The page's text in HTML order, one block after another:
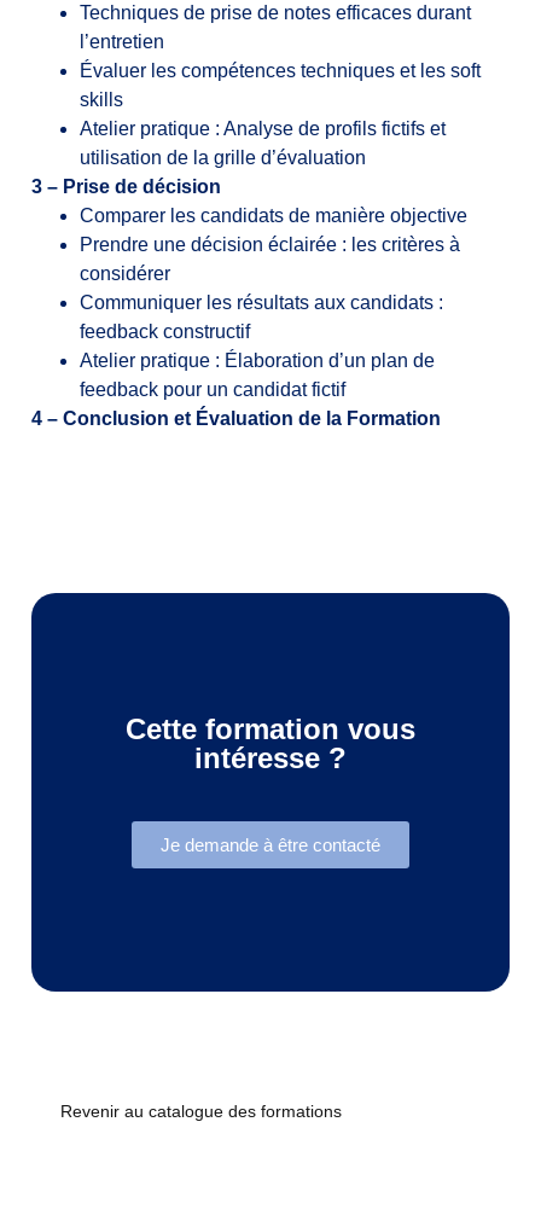
Techniques de prise de notes efficaces durant
l’entretien
Évaluer les compétences techniques et les soft
skills
Atelier pratique : Analyse de profils fictifs et
utilisation de la grille d’évaluation
3 – Prise de décision
Comparer les candidats de manière objective
Prendre une décision éclairée : les critères à
considérer
Communiquer les résultats aux candidats :
feedback constructif
Atelier pratique : Élaboration d’un plan de
feedback pour un candidat fictif
4 – Conclusion et Évaluation de la Formation
Cette formation vous
intéresse ?
Je demande à être contacté
Revenir au catalogue des formations